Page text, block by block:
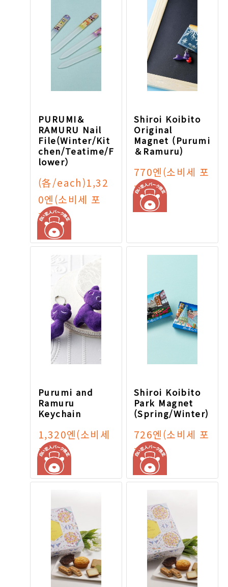
PURUMI＆
RAMURU Nail
File(Winter/Kit
chen/Teatime/F
lower）
(各/each)1,32
0엔(소비세 포
함)
Shiroi Koibito
Original
Magnet (Purumi
＆Ramuru)
770엔(소비세 포
함)
Purumi and
Ramuru
Keychain
1,320엔(소비세
포함)
Shiroi Koibito
Park Magnet
(Spring/Winter)
726엔(소비세 포
함)